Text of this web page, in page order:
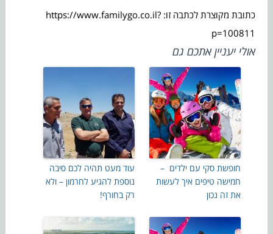
כתובת מקוצרת לכתבה זו: https://www.familygo.co.il?
p=100811
אולי יעניין אתכם גם
חופשת סקי עם ילדים –
חמישה טיפים איך לעשות
את זה נכון
עוד מעט תהיה לכם סיבה
נוספת להגיע לחרמון – ולא
רק בחורף!